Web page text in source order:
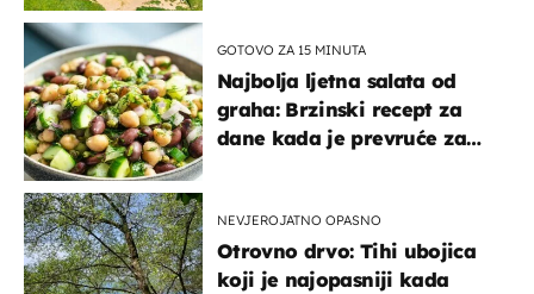
GOTOVO ZA 15 MINUTA
Najbolja ljetna salata od
graha: Brzinski recept za
dane kada je prevruće za
NEVJEROJATNO OPASNO
Otrovno drvo: Tihi ubojica
koji je najopasniji kada